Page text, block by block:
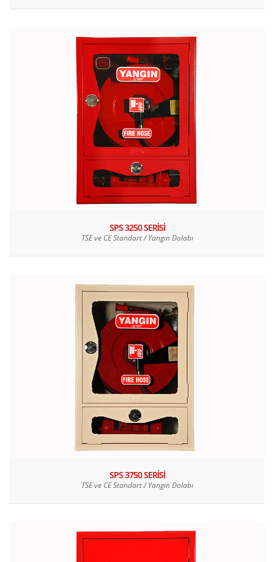
SPS 3250 SERİSİ
TSE ve CE Standart / Yangın Dolabı
SPS 3750 SERİSİ
TSE ve CE Standart / Yangın Dolabı